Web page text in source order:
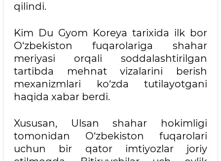
qilindi.
Kim Du Gyom Koreya tarixida ilk bor
O‘zbekiston fuqarolariga shahar
meriyasi orqali soddalashtirilgan
tartibda mehnat vizalarini berish
mexanizmlari ko‘zda tutilayotgani
haqida xabar berdi.
Xususan, Ulsan shahar hokimligi
tomonidan O‘zbekiston fuqarolari
uchun bir qator imtiyozlar joriy